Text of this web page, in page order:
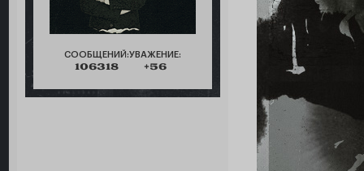
СООБЩЕНИЙ:
106318
УВАЖЕНИЕ:
+56